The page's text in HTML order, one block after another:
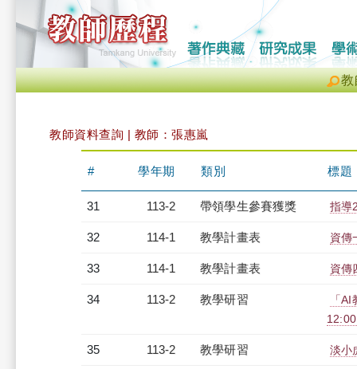
教
教師資料查詢 | 教師：張惠嵐
# 學年期 類別 標題
31 113-2 帶領學生參賽獲獎 指導
32 114-1 教學計畫表 資傳
33 114-1 教學計畫表 資傳
34 113-2 教學研習
「
35 113-2 教學研習 淡小